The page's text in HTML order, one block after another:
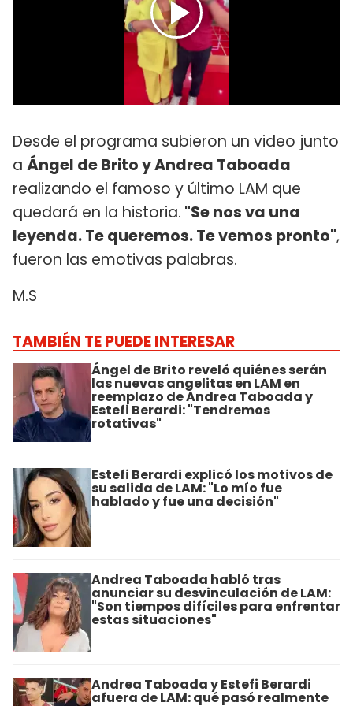
Desde el programa subieron un video junto
a Ángel de Brito y Andrea Taboada
realizando el famoso y último LAM que
quedará en la historia. "Se nos va una
leyenda. Te queremos. Te vemos pronto",
fueron las emotivas palabras.
M.S
TAMBIÉN TE PUEDE INTERESAR
Ángel de Brito reveló quiénes serán
las nuevas angelitas en LAM en
reemplazo de Andrea Taboada y
Estefi Berardi: "Tendremos
rotativas"
Estefi Berardi explicó los motivos de
su salida de LAM: "Lo mío fue
hablado y fue una decisión"
Andrea Taboada habló tras
anunciar su desvinculación de LAM:
"Son tiempos difíciles para enfrentar
estas situaciones"
Andrea Taboada y Estefi Berardi
afuera de LAM: qué pasó realmente